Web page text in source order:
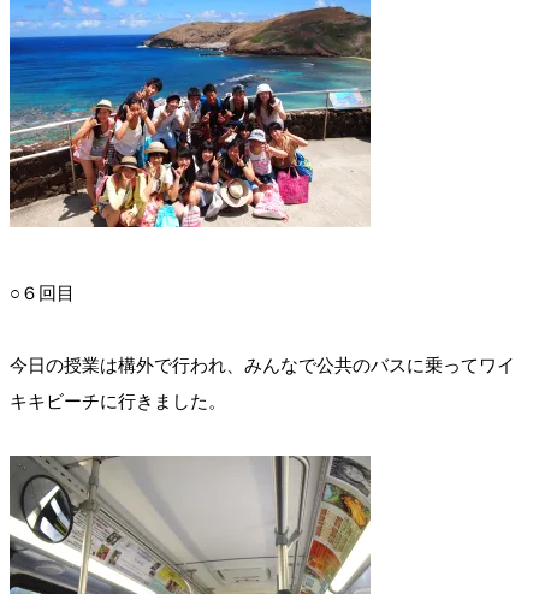
○６回目
今日の授業は構外で行われ、みんなで公共のバスに乗ってワイ
キキビーチに行きました。